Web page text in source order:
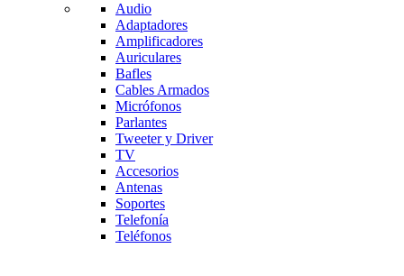
Audio
Adaptadores
Amplificadores
Auriculares
Bafles
Cables Armados
Micrófonos
Parlantes
Tweeter y Driver
TV
Accesorios
Antenas
Soportes
Telefonía
Teléfonos